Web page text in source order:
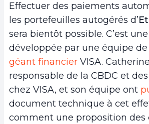
Effectuer des paiements
les portefeuilles autogérés d’
sera bientôt possible. C’est
développée par une équipe
géant financier VISA.
responsable de la CBDC et
chez VISA, et son équipe ont
document technique à cet
comment une proposition des